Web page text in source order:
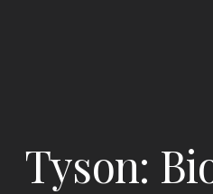
Tyson: